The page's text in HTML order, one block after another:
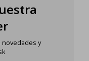
novedades y